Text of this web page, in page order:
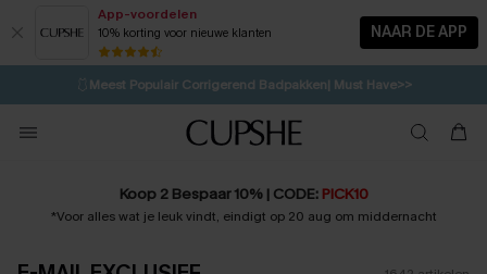
App-voordelen
10% korting voor nieuwe klanten NAAR DE APP
⚡️LAATSTE KANS | Tot 50% korting>>
🩱Meest Populair Corrigerend Badpakken| Must Have>>
💌Abonneer je & ontvang tot 15% korting>>
Koop 3, krijg 15% korting | CODE: SW15
Koop 2 Bespaar 10% | CODE: PICK10
*Voor alles wat je leuk vindt, eindigt op 20 aug om middernacht